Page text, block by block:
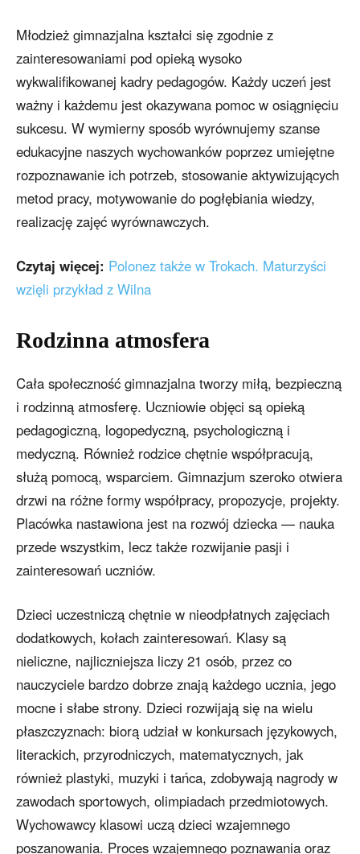
Młodzież gimnazjalna kształci się zgodnie z
zainteresowaniami pod opieką wysoko
wykwalifikowanej kadry pedagogów. Każdy uczeń jest
ważny i każdemu jest okazywana pomoc w osiągnięciu
sukcesu. W wymierny sposób wyrównujemy szanse
edukacyjne naszych wychowanków poprzez umiejętne
rozpoznawanie ich potrzeb, stosowanie aktywizujących
metod pracy, motywowanie do pogłębiania wiedzy,
realizację zajęć wyrównawczych.
Czytaj więcej: Polonez także w Trokach. Maturzyści
wzięli przykład z Wilna
Rodzinna atmosfera
Cała społeczność gimnazjalna tworzy miłą, bezpieczną
i rodzinną atmosferę. Uczniowie objęci są opieką
pedagogiczną, logopedyczną, psychologiczną i
medyczną. Również rodzice chętnie współpracują,
służą pomocą, wsparciem. Gimnazjum szeroko otwiera
drzwi na różne formy współpracy, propozycje, projekty.
Placówka nastawiona jest na rozwój dziecka — nauka
przede wszystkim, lecz także rozwijanie pasji i
zainteresowań uczniów.
Dzieci uczestniczą chętnie w nieodpłatnych zajęciach
dodatkowych, kołach zainteresowań. Klasy są
nieliczne, najliczniejsza liczy 21 osób, przez co
nauczyciele bardzo dobrze znają każdego ucznia, jego
mocne i słabe strony. Dzieci rozwijają się na wielu
płaszczyznach: biorą udział w konkursach językowych,
literackich, przyrodniczych, matematycznych, jak
również plastyki, muzyki i tańca, zdobywają nagrody w
zawodach sportowych, olimpiadach przedmiotowych.
Wychowawcy klasowi uczą dzieci wzajemnego
poszanowania. Proces wzajemnego poznawania oraz